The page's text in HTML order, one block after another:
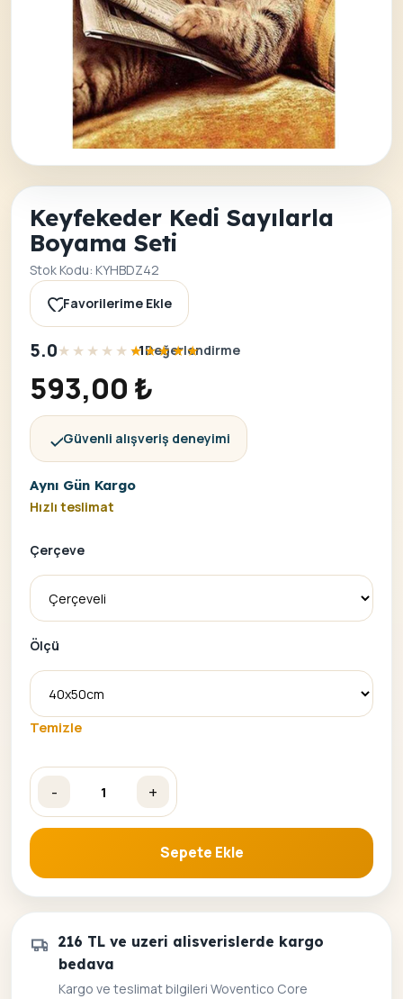
Keyfekeder Kedi Sayılarla
Boyama Seti
Stok Kodu: KYHBDZ42
Favorilerime Ekle
5.0 müşteri puanına
•1Değerlendirme
593,00 ₺
Güvenli alışveriş deneyimi
Aynı Gün Kargo
Hızlı teslimat
Çerçeve
Ölçü
Temizle
-
Keyfekeder Kedi Sayılarla Boyama Seti adet
+
Sepete Ekle
216 TL ve uzeri alisverislerde kargo
bedava
Kargo ve teslimat bilgileri Woventico Core